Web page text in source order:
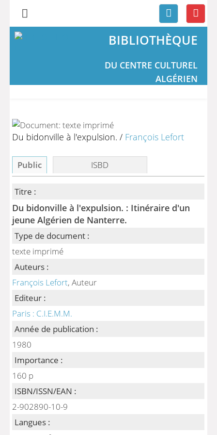
BIBLIOTHÈQUE
DU CENTRE CULTUREL
ALGÉRIEN
Du bidonville à l'expulsion. / François Lefort
Public ISBD
Titre :
Du bidonville à l'expulsion. : Itinéraire d'un
jeune Algérien de Nanterre.
Type de document :
texte imprimé
Auteurs :
François Lefort, Auteur
Editeur :
Paris : C.I.E.M.M.
Année de publication :
1980
Importance :
160 p
ISBN/ISSN/EAN :
2-902890-10-9
Langues :